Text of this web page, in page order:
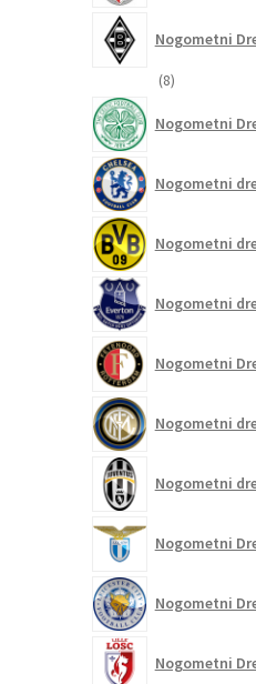
Nogometni
88
Nogometni
Nogometni
Nogometni
Nogometni
Nogometni
Nogometni
Nogometni
Nogometni
Nogometni
Nogometni